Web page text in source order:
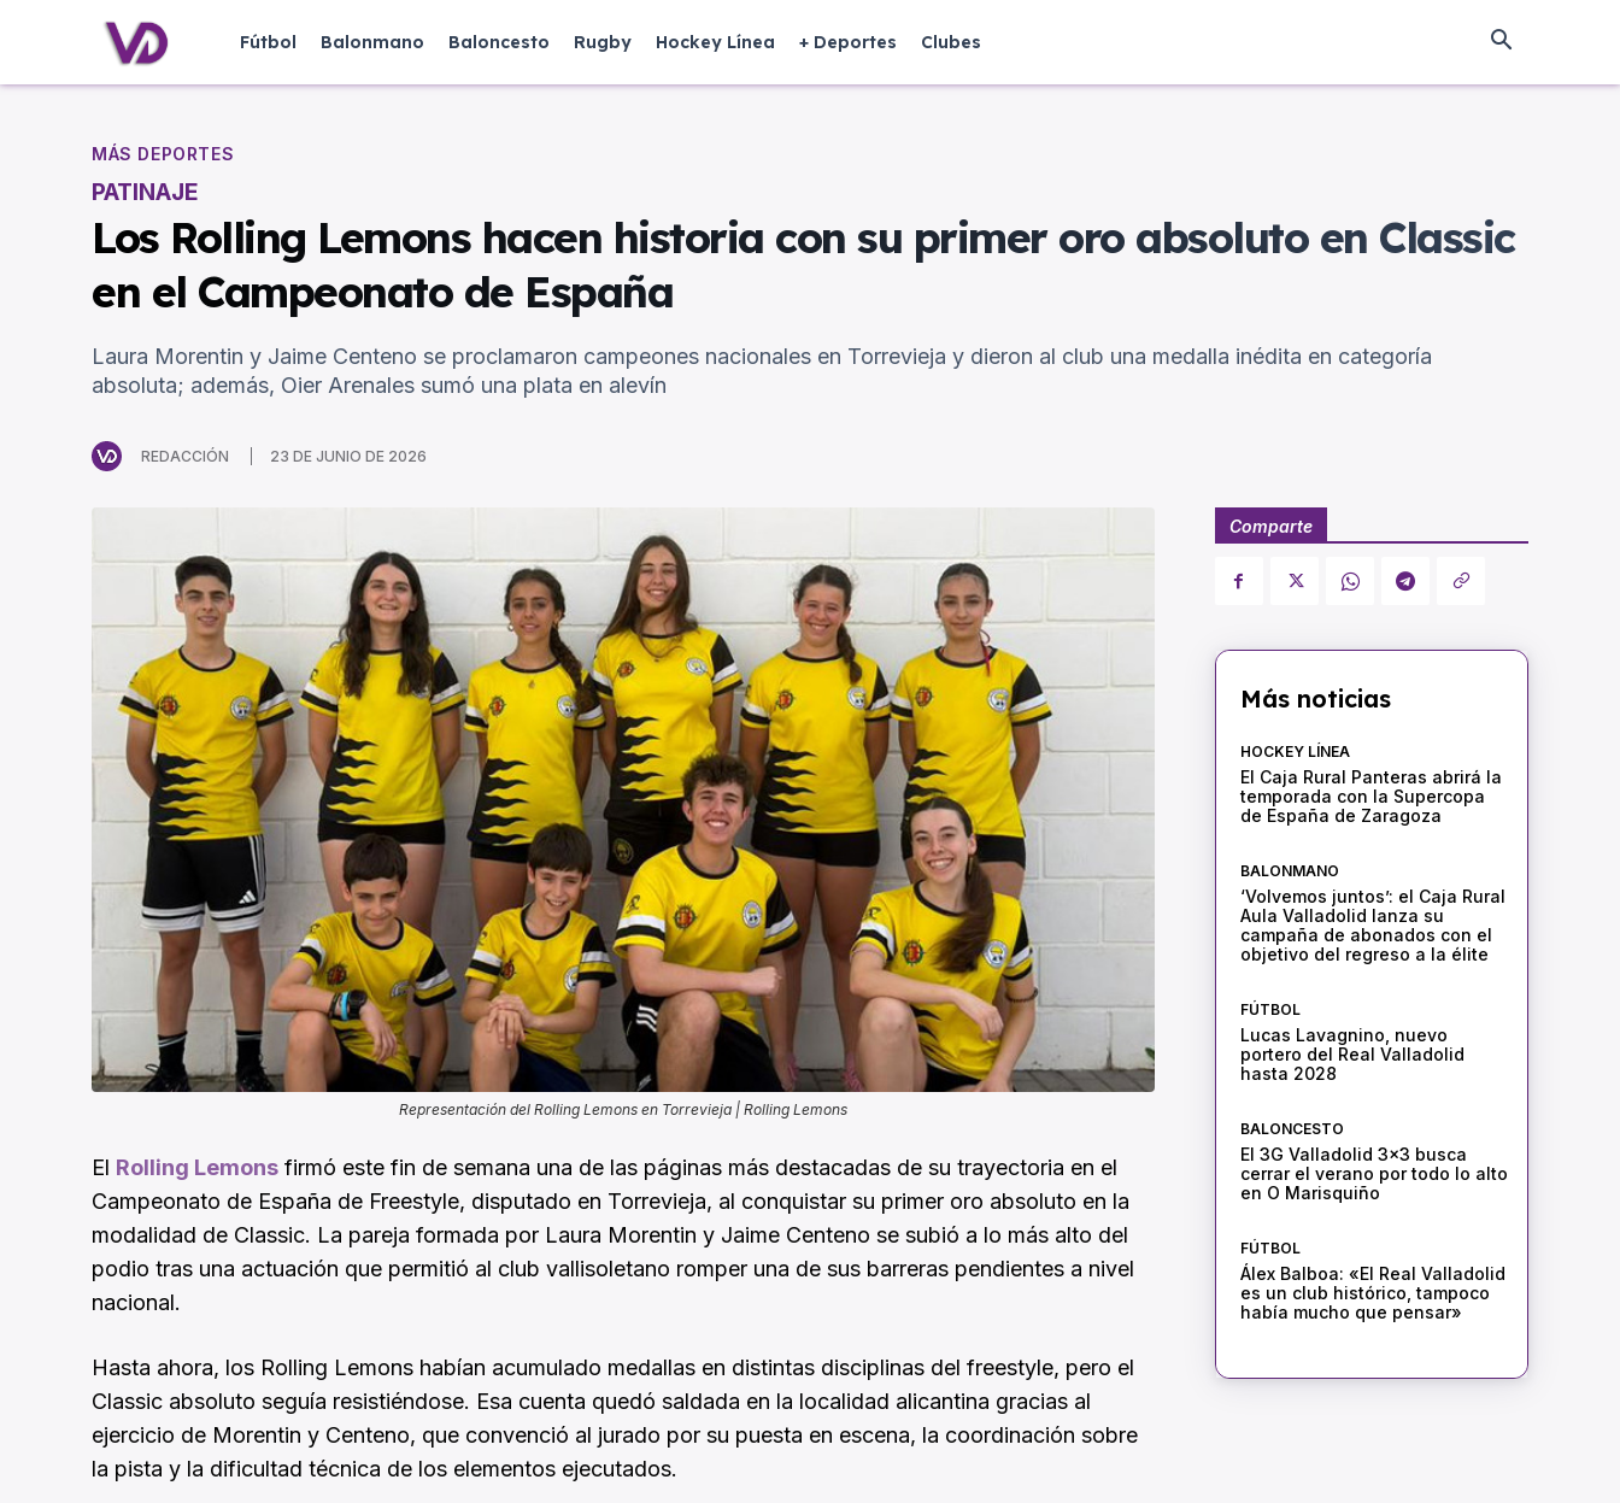
Fútbol Balonmano Baloncesto Rugby Hockey Línea + Deportes Clubes
MÁS DEPORTES
PATINAJE
Los Rolling Lemons hacen historia con su primer oro absoluto en Classic
en el Campeonato de España
Laura Morentin y Jaime Centeno se proclamaron campeones nacionales en Torrevieja y dieron al club una medalla inédita en categoría
absoluta; además, Oier Arenales sumó una plata en alevín
REDACCIÓN 23 DE JUNIO DE 2026
Representación del Rolling Lemons en Torrevieja | Rolling Lemons
El Rolling Lemons firmó este fin de semana una de las páginas más destacadas de su trayectoria en el
Campeonato de España de Freestyle, disputado en Torrevieja, al conquistar su primer oro absoluto en la
modalidad de Classic. La pareja formada por Laura Morentin y Jaime Centeno se subió a lo más alto del
podio tras una actuación que permitió al club vallisoletano romper una de sus barreras pendientes a nivel
nacional.
Hasta ahora, los Rolling Lemons habían acumulado medallas en distintas disciplinas del freestyle, pero el
Classic absoluto seguía resistiéndose. Esa cuenta quedó saldada en la localidad alicantina gracias al
ejercicio de Morentin y Centeno, que convenció al jurado por su puesta en escena, la coordinación sobre
la pista y la dificultad técnica de los elementos ejecutados.
Comparte
Más noticias
HOCKEY LÍNEA
El Caja Rural Panteras abrirá la
temporada con la Supercopa
de España de Zaragoza
BALONMANO
‘Volvemos juntos’: el Caja Rural
Aula Valladolid lanza su
campaña de abonados con el
objetivo del regreso a la élite
FÚTBOL
Lucas Lavagnino, nuevo
portero del Real Valladolid
hasta 2028
BALONCESTO
El 3G Valladolid 3×3 busca
cerrar el verano por todo lo alto
en O Marisquiño
FÚTBOL
Álex Balboa: «El Real Valladolid
es un club histórico, tampoco
había mucho que pensar»